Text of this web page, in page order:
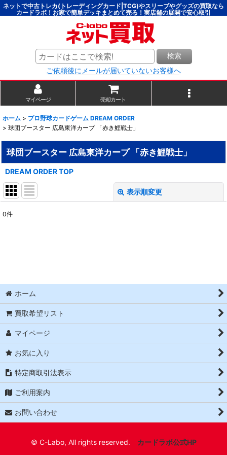
ネットで中古トレカ(トレーディングカード|TCG)やスリーブやグッズの買取なら
カードラボ！お家で簡単デッキまとめて売る！実店舗の展開で安心取引
検索
ご依頼後にメールが届いていないお客様へ
マイページ 売却カート
ホーム > プロ野球カードゲーム DREAM ORDER
> 球団ブースター 広島東洋カープ 「赤き鯉戦士」
球団ブースター 広島東洋カープ 「赤き鯉戦士」
DREAM ORDER TOP
表示順変更
0件
ホーム
買取希望リスト
マイページ
お気に入り
特定商取引法表示
ご利用案内
お問い合わせ
© C-Labo, All rights reserved. カードラボ公式HP